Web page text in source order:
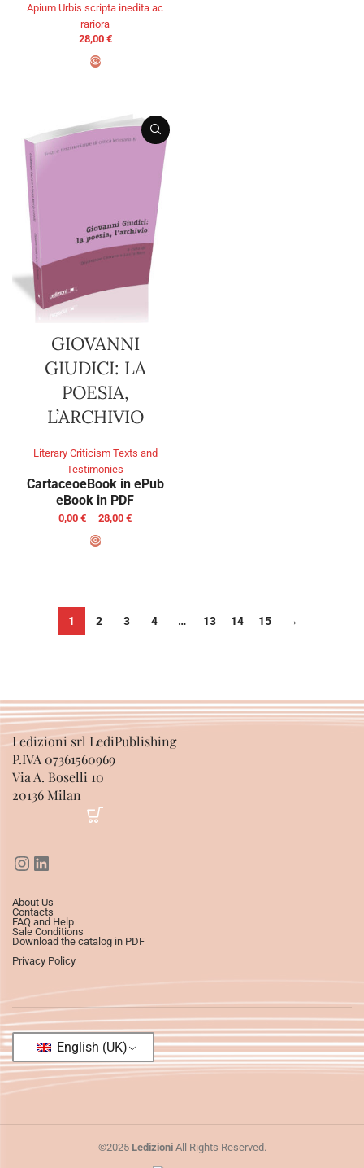
Apium Urbis scripta inedita ac
rariora
28,00 €
GIOVANNI
GIUDICI: LA
POESIA,
L’ARCHIVIO
Literary Criticism Texts and
Testimonies
CartaceoeBook in ePub
eBook in PDF
0,00 € – 28,00 €
1 2 3 4 … 13 14 15 →
Ledizioni srl LediPublishing
P.IVA 07361560969
Via A. Boselli 10
20136 Milan
About Us
Contacts
FAQ and Help
Sale Conditions
Download the catalog in PDF
Privacy Policy
English (UK)
©2025 LedizioniAll Rights Reserved.